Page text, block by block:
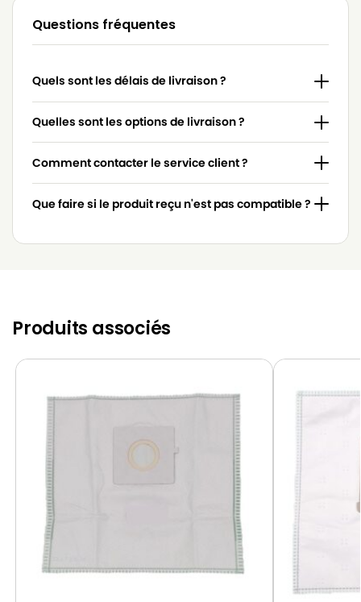
BLUESKY
BLUESKY BVC 2000
BLUESKY
BLUESKY BVN 2000
BLUESKY
BLUESKY CB 950
BLUESKY
BLUESKY V 3310
Questions fréquentes
Quels sont les délais de livraison ?
Quelles sont les options de livraison ?
Comment contacter le service client ?
Que faire si le produit reçu n'est pas compatible ?
Produits associés